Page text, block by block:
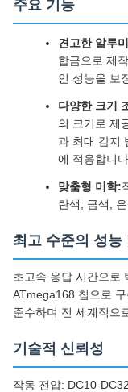
주요 기능
견고한 알루
합금으로 제
인 성능을 보
다양한 크기
의 크기로 제
과 최대 감지
에 적응합니다.
맞춤형 미학:
란색, 금색,
최고 수준의 성능
초고속 응답 시간으로
ATmega168 칩으로
준수하며 전 세계적으
기술적 신뢰성
작동 전압: DC10-